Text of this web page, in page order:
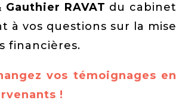
Gauthier RAVAT du cabinet
à vos questions sur la mise
financières.
vos témoignages en
!